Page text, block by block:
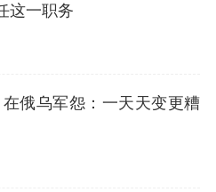
这一职务
俄乌军怨：一天天变更糟